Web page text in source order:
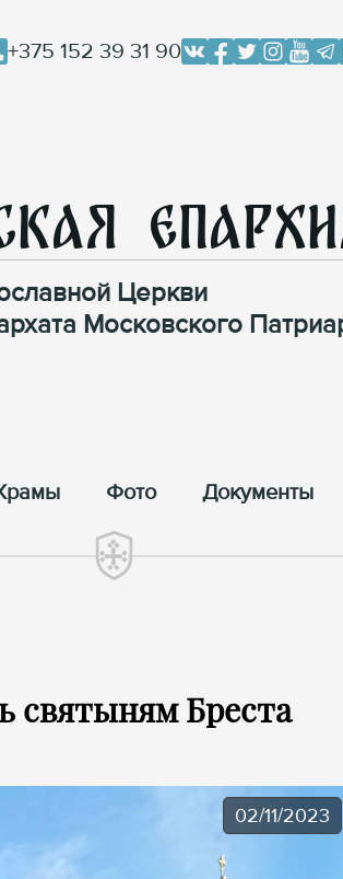
+375 152 39 31 90
Церкви
Московского
Фото Документы
святыням Бреста
02/11/2023